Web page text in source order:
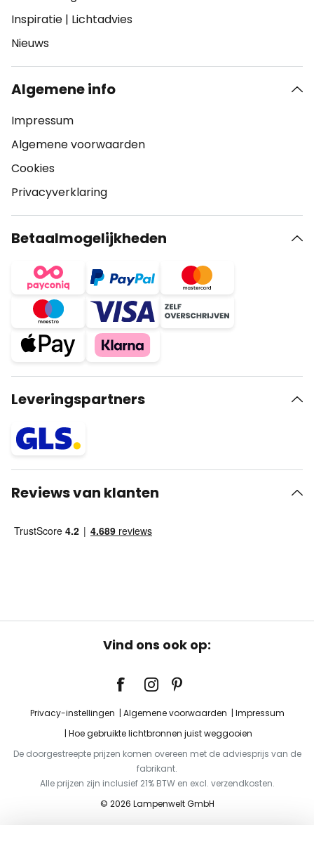
Inspiratie | Lichtadvies
Nieuws
Algemene info
Impressum
Algemene voorwaarden
Cookies
Privacyverklaring
Betaalmogelijkheden
Leveringspartners
Reviews van klanten
Vind ons ook op:
Privacy-instellingen Algemene voorwaarden
Impressum
Hoe gebruikte lichtbronnen juist weggooien
De doorgestreepte prijzen komen overeen met de adviesprijs van de
fabrikant.
Alle prijzen zijn inclusief 21% BTW en excl. verzendkosten.
© 2026 Lampenwelt GmbH